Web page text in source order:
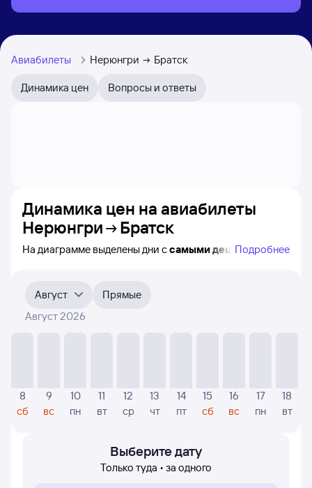
Авиабилеты Нерюнгри Братск
Динамика цен Вопросы и ответы
Динамика цен на авиабилеты
Нерюнгри
Братск
На диаграмме выделены дни ссамыми дешёвыми
5 месяца. Выберите дату, перейдите по клику к поиску
авиабилетов и просмотру
Если никто не искал авиабилетов по маршруту
Нерюнгри — Братск, то цены могут отсутствовать
частично или полностью. В этом случае заполните
Подробнее
Август
Прямые
Август 2026
8
сб
9
вс
10
пн
11
вт
12
ср
13
чт
14
пт
15
сб
16
вс
17
пн
18
вт
Выберите дату
Только туда • за одного